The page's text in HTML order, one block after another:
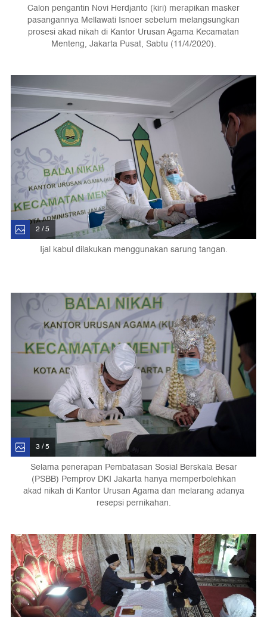
Calon pengantin Novi Herdjanto (kiri) merapikan masker
pasangannya Mellawati Isnoer sebelum melangsungkan
prosesi akad nikah di Kantor Urusan Agama Kecamatan
Menteng, Jakarta Pusat, Sabtu (11/4/2020).
2 / 5
Ijal kabul dilakukan menggunakan sarung tangan.
3 / 5
Selama penerapan Pembatasan Sosial Berskala Besar
(PSBB) Pemprov DKI Jakarta hanya memperbolehkan
akad nikah di Kantor Urusan Agama dan melarang adanya
resepsi pernikahan.